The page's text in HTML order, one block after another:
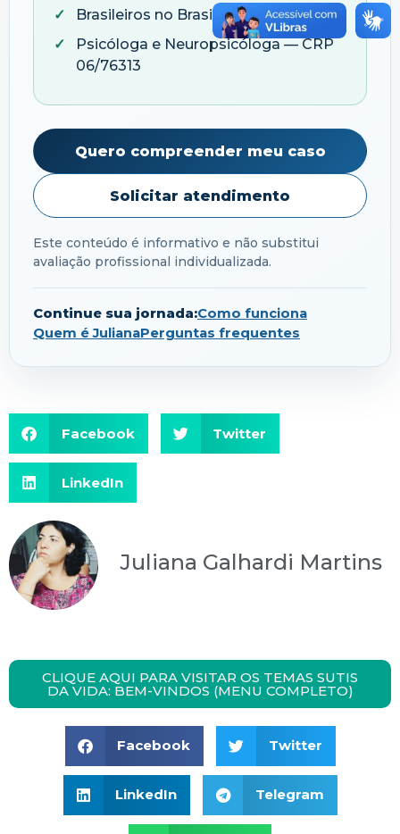
Brasileiros no Brasil e no exterior
Psicóloga e Neuropsicóloga — CRP
06/76313
Quero compreender meu caso
Solicitar atendimento
Este conteúdo é informativo e não substitui
avaliação profissional individualizada.
Continue sua jornada:Como funciona
Quem é JulianaPerguntas frequentes
Facebook Twitter
LinkedIn
Juliana Galhardi Martins
CLIQUE AQUI PARA VISITAR OS TEMAS SUTIS
DA VIDA: BEM-VINDOS (MENU COMPLETO)
Facebook Twitter
LinkedIn Telegram